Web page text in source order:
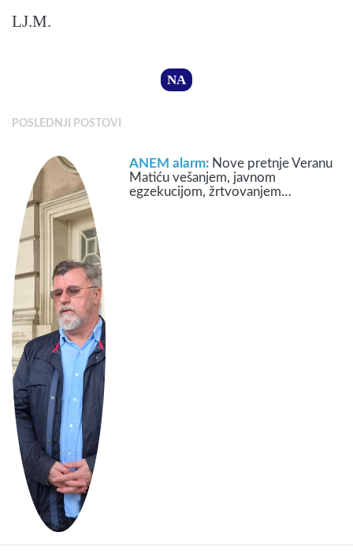
LJ.M.
NA
POSLEDNJI POSTOVI
ANEM alarm: Nove pretnje Veranu
Matiću vešanjem, javnom
egzekucijom, žrtvovanjem…